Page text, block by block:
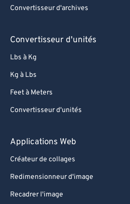
Convertisseur d'archives
Convertisseur d'unités
Lbs à Kg
Kg à Lbs
Feet à Meters
Convertisseur d'unités
Applications Web
Créateur de collages
Redimensionneur d'image
Recadrer l'image